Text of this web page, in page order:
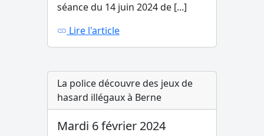
séance du 14 juin 2024 de [...]
Lire l'article
La police découvre des jeux de
hasard illégaux à Berne
Mardi 6 février 2024